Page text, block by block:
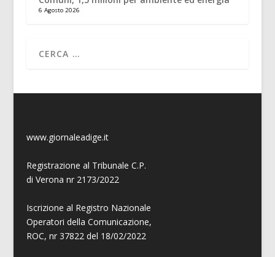
6 Agosto 2026
www.giornaleadige.it
Registrazione al Tribunale C.P.
di Verona nr 2173/2022
Iscrizione al Registro Nazionale
Operatori della Comunicazione,
ROC, nr 37822 del 18/02/2022